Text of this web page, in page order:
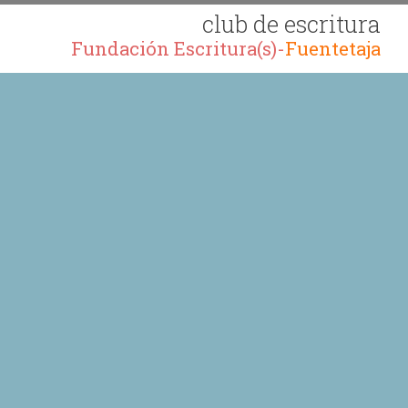
club de escritura
Fundación Escritura(s)-Fuentetaja